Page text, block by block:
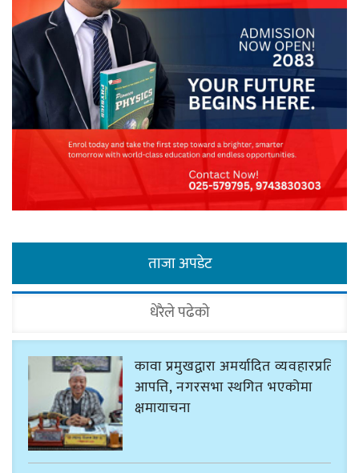
ताजा अपडेट
धेरैले पढेको
कावा प्रमुखद्वारा अमर्यादित व्यवहारप्रति
आपत्ति, नगरसभा स्थगित भएकोमा
क्षमायाचना